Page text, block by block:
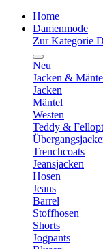
Home
Damenmode
Zur Kategorie
Neu
Jacken &
Jacken
Mäntel
Westen
Teddy &
Trenchcoats
Jeansjacken
Hosen
Jeans
Barrel
Stoffhosen
Shorts
Jogpants